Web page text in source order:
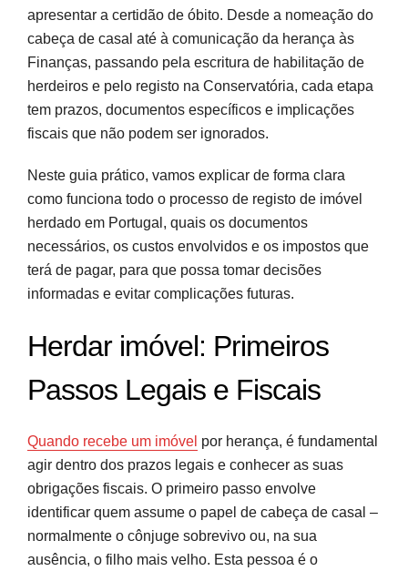
Planeamento eficaz evita problemas fiscais
futuros
Perguntas frequentes
Fontes e referências
apresentar a certidão de óbito. Desde a nomeação do
cabeça de casal até à comunicação da herança às
Finanças, passando pela escritura de habilitação de
herdeiros e pelo registo na Conservatória, cada etapa
tem prazos, documentos específicos e implicações
fiscais que não podem ser ignorados.
Neste guia prático, vamos explicar de forma clara
como funciona todo o processo de registo de imóvel
herdado em Portugal, quais os documentos
necessários, os custos envolvidos e os impostos que
terá de pagar, para que possa tomar decisões
informadas e evitar complicações futuras.
Herdar imóvel: Primeiros
Passos Legais e Fiscais
Quando recebe um imóvel por herança, é fundamental
agir dentro dos prazos legais e conhecer as suas
obrigações fiscais. O primeiro passo envolve
identificar quem assume o papel de cabeça de casal –
normalmente o cônjuge sobrevivo ou, na sua
ausência, o filho mais velho. Esta pessoa é o